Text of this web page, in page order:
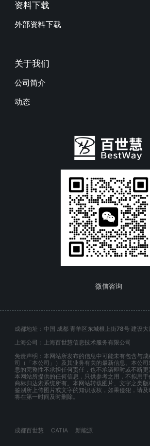
资料下载
外部资料下载
关于我们
公司简介
动态
微信咨询
成都地址：中国 成都 青羊区东城根上街78号 建设
上海公司：上海百世慧信息技术服务有限公司
免责声明：本网站所发布的信息中可能未有包含与
司（「本公司」）及其业务有关的最新信息。本公
息的完整性不承担任何责任，也不承诺即时或不断更
本网站所提供的任何信息，只供参考之用，不拟用
商标归达索系统所有。本网站转载图片、文字之类
鉴别所上传图片或文字的知识版权，如果侵犯，请
将在第一时间及时删除。
成都百世慧 CATIA 新能源